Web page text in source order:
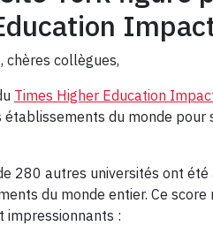
chères collègues,
Times Higher Education
du monde
280 autres universités ont été
du monde entier. Ce
impressionnants :